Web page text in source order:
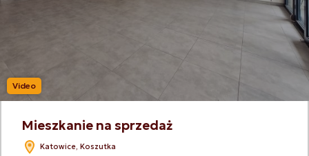
Video
Mieszkanie na sprzedaż
Katowice, Koszutka